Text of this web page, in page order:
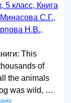
5 класс, Книга
С.Г.,
Н.В.,
This
of
the animals
was wild, …